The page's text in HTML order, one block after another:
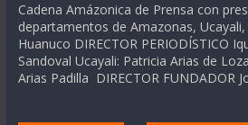
Cadena Amázonica de Prensa con
departamentos de Amazonas,
Huanuco DIRECTOR PERIODÍSTICO
Sandoval Ucayali: Patricia Arias de
Arias Padilla DIRECTOR FUNDADOR